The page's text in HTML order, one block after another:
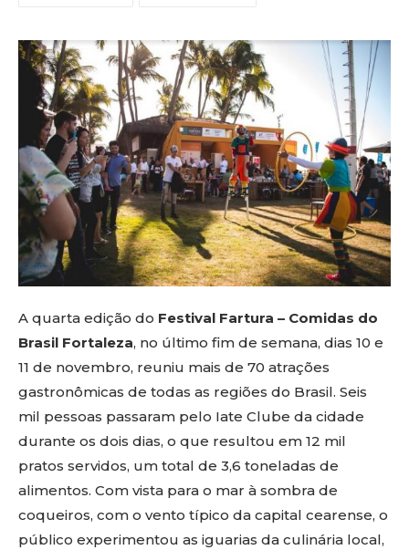
A quarta edição do Festival Fartura – Comidas do
Brasil Fortaleza, no último fim de semana, dias 10 e
11 de novembro, reuniu mais de 70 atrações
gastronômicas de todas as regiões do Brasil. Seis
mil pessoas passaram pelo Iate Clube da cidade
durante os dois dias, o que resultou em 12 mil
pratos servidos, um total de 3,6 toneladas de
alimentos. Com vista para o mar à sombra de
coqueiros, com o vento típico da capital cearense, o
público experimentou as iguarias da culinária local,